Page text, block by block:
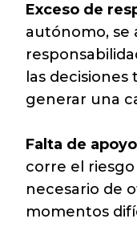
Exceso de
autónomo, se
las
generar una
Falta de
corre el
necesario de
momentos